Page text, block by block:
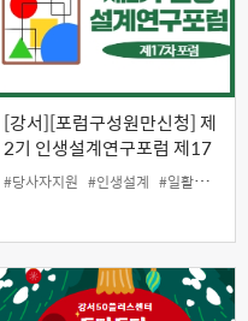
#일활동지원 #지역특화
[강서][포럼구성원만신청] 제
2기 인생설계연구포럼 제17
차포럼
#당사자지원 #인생설계 #일활동지원